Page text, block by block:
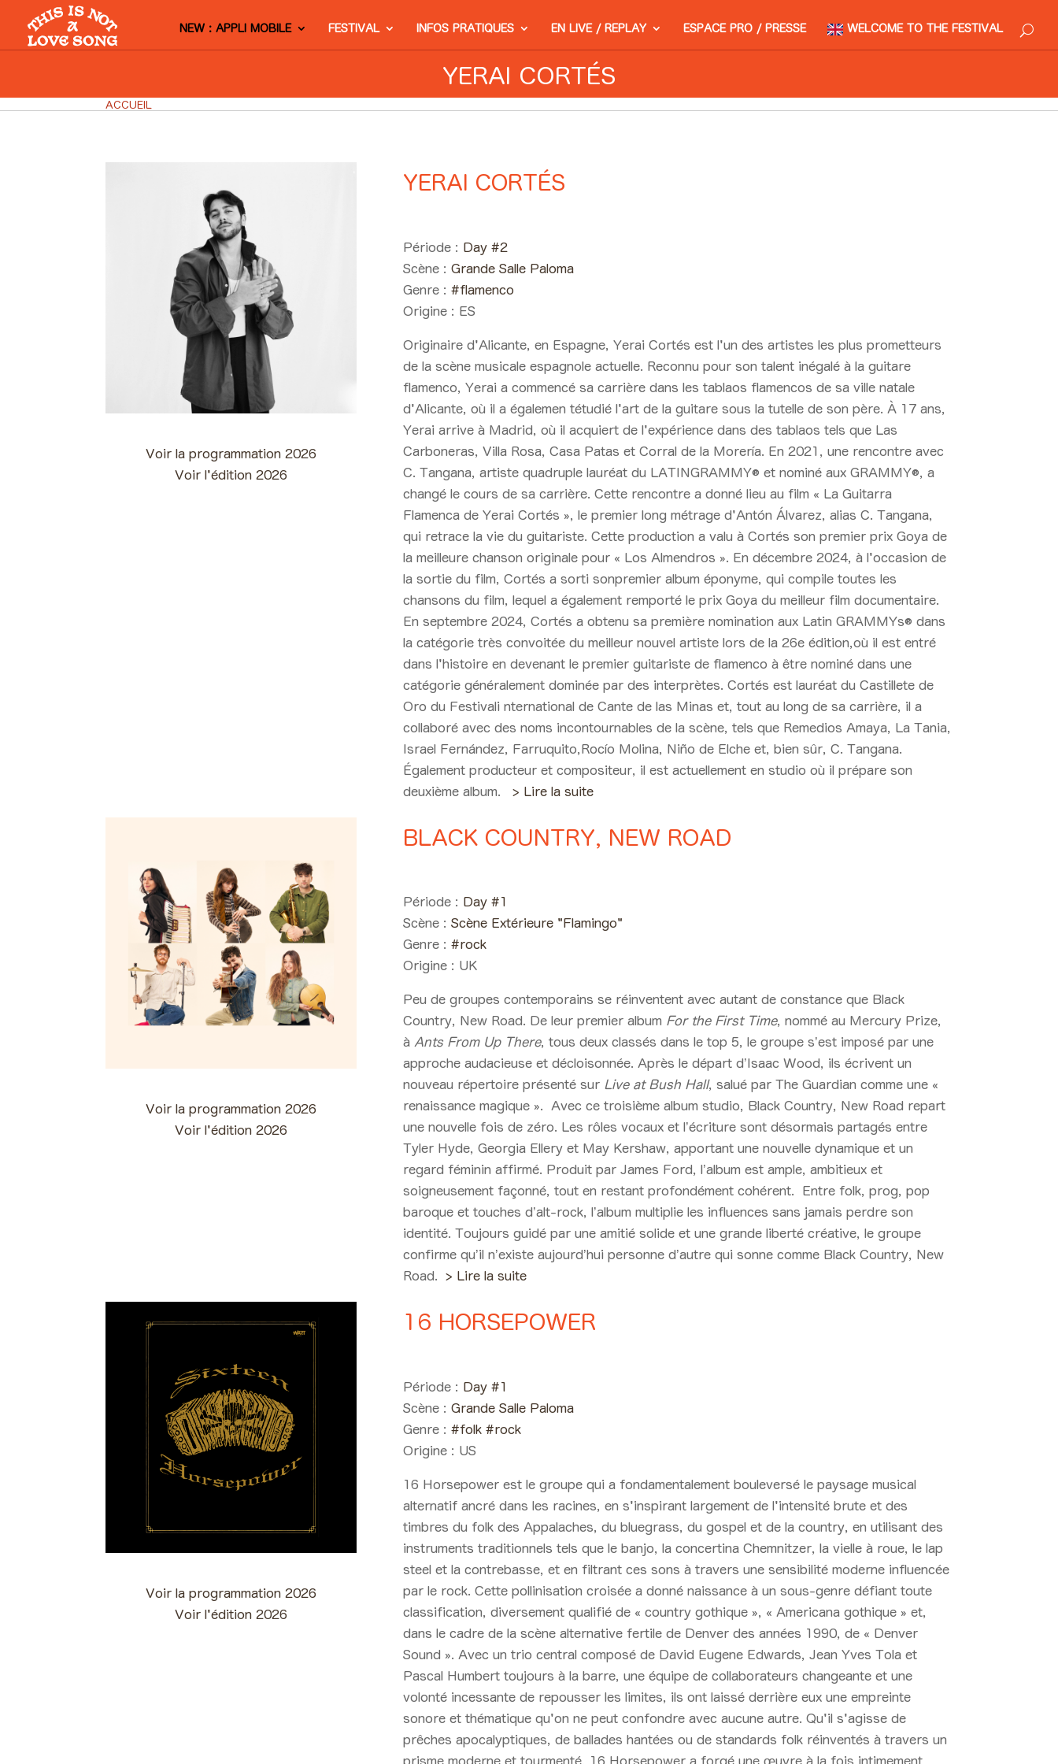
NEW : APPLI MOBILE FESTIVAL INFOS PRATIQUES EN LIVE / REPLAY ESPACE PRO / PRESSE WELCOME TO THE FESTIVAL
YERAI CORTÉS
ACCUEIL
Voir la programmation 2026
Voir l'édition 2026
YERAI CORTÉS
Période : Day #2
Scène :Grande Salle Paloma
Genre :#flamenco
Origine : ES
Originaire d'Alicante, en Espagne, Yerai Cortés est l'un des artistes les plus prometteurs
de la scène musicale espagnole actuelle. Reconnu pour son talent inégalé à la guitare
flamenco, Yerai a commencé sa carrière dans les tablaos flamencos de sa ville natale
d'Alicante, où il a égalemen tétudié l'art de la guitare sous la tutelle de son père. À 17 ans,
Yerai arrive à Madrid, où il acquiert de l'expérience dans des tablaos tels que Las
Carboneras, Villa Rosa, Casa Patas et Corral de la Morería. En 2021, une rencontre avec
C. Tangana, artiste quadruple lauréat du LATINGRAMMY® et nominé aux GRAMMY®, a
changé le cours de sa carrière. Cette rencontre a donné lieu au film « La Guitarra
Flamenca de Yerai Cortés », le premier long métrage d'Antón Álvarez, alias C. Tangana,
qui retrace la vie du guitariste. Cette production a valu à Cortés son premier prix Goya de
la meilleure chanson originale pour « Los Almendros ». En décembre 2024, à l'occasion de
la sortie du film, Cortés a sorti sonpremier album éponyme, qui compile toutes les
chansons du film, lequel a également remporté le prix Goya du meilleur film documentaire.
En septembre 2024, Cortés a obtenu sa première nomination aux Latin GRAMMYs® dans
la catégorie très convoitée du meilleur nouvel artiste lors de la 26e édition,où il est entré
dans l'histoire en devenant le premier guitariste de flamenco à être nominé dans une
catégorie généralement dominée par des interprètes. Cortés est lauréat du Castillete de
Oro du Festivali nternational de Cante de las Minas et, tout au long de sa carrière, il a
collaboré avec des noms incontournables de la scène, tels que Remedios Amaya, La Tania,
Israel Fernández, Farruquito,Rocío Molina, Niño de Elche et, bien sûr, C. Tangana.
Également producteur et compositeur, il est actuellement en studio où il prépare son
deuxième album.
> Lire la suite
Voir la programmation 2026
Voir l'édition 2026
BLACK COUNTRY, NEW ROAD
Période : Day #1
Scène :Scène Extérieure "Flamingo"
Genre :#rock
Origine : UK
Peu de groupes contemporains se réinventent avec autant de constance que Black
Country, New Road. De leur premier album For the First Time, nommé au Mercury Prize,
à Ants From Up There, tous deux classés dans le top 5, le groupe s’est imposé par une
approche audacieuse et décloisonnée. Après le départ d’Isaac Wood, ils écrivent un
nouveau répertoire présenté sur Live at Bush Hall, salué par The Guardian comme une «
renaissance magique ».
Avec ce troisième album studio, Black Country, New Road repart
une nouvelle fois de zéro. Les rôles vocaux et l’écriture sont désormais partagés entre
Tyler Hyde, Georgia Ellery et May Kershaw, apportant une nouvelle dynamique et un
regard féminin affirmé. Produit par James Ford, l’album est ample, ambitieux et
soigneusement façonné, tout en restant profondément cohérent.
Entre folk, prog, pop
baroque et touches d’alt-rock, l’album multiplie les influences sans jamais perdre son
identité. Toujours guidé par une amitié solide et une grande liberté créative, le groupe
confirme qu’il n’existe aujourd’hui personne d’autre qui sonne comme Black Country, New
Road.
> Lire la suite
Voir la programmation 2026
Voir l'édition 2026
16 HORSEPOWER
Période : Day #1
Scène :Grande Salle Paloma
Genre :#folk #rock
Origine : US
16 Horsepower est le groupe qui a fondamentalement bouleversé le paysage musical
alternatif ancré dans les racines, en s'inspirant largement de l'intensité brute et des
timbres du folk des Appalaches, du bluegrass, du gospel et de la country, en utilisant des
instruments traditionnels tels que le banjo, la concertina Chemnitzer, la vielle à roue, le lap
steel et la contrebasse, et en filtrant ces sons à travers une sensibilité moderne influencée
par le rock. Cette pollinisation croisée a donné naissance à un sous-genre défiant toute
classification, diversement qualifié de « country gothique », « Americana gothique » et,
dans le cadre de la scène alternative fertile de Denver des années 1990, de « Denver
Sound ». Avec un trio central composé de David Eugene Edwards, Jean Yves Tola et
Pascal Humbert toujours à la barre, une équipe de collaborateurs changeante et une
volonté incessante de repousser les limites, ils ont laissé derrière eux une empreinte
sonore et thématique qu'on ne peut confondre avec aucune autre. Qu'il s'agisse de
prêches apocalyptiques, de ballades hantées ou de standards folk réinventés à travers un
prisme moderne et tourmenté, 16 Horsepower a forgé une œuvre à la fois intimement